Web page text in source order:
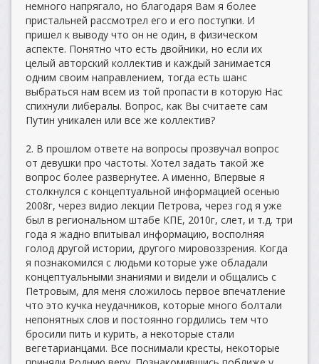
немного напрягало, но благодаря Вам я более
пристальней рассмотрел его и его поступки. И
пришел к выводу что он не один, в физическом
аспекте. Понятно что есть двойники, но если их
целый авторский коллектив и каждый занимается
одним своим направлением, тогда есть шанс
выбраться нам всем из той пропасти в которую Нас
спихнули либералы. Вопрос, как Вы считаете сам
Путин уникален или все же коллектив?
2. В прошлом ответе на вопросы прозвучал вопрос
от девушки про частоты. Хотел задать такой же
вопрос более развернутее. А именно, Впервые я
столкнулся с концептуальной информацией осенью
2008г, через видио лекции Петрова, через год я уже
был в региональном штабе КПЕ, 2010г, слет, и т.д. три
года я жадно впитывал информацию, восполняя
голод другой истории, другого мировоззрения. Когда
я познакомился с людьми которые уже обладали
концептуальными знаниями и видели и общались с
Петровым, для меня сложилось первое впечатление
что это кучка неудачников, которые много болтали
непонятных слов и постоянно гордились тем что
бросили пить и курить, а некоторые стали
вегетарианцами. Все поснимали кресты, некоторые